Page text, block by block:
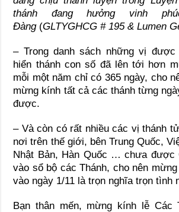
thánh đang hưởng vinh
Đàng(GLTYGHCG # 195 & Lumen
– Trong danh sách những vị được
hiển thánh con số đã lên tới hơn
mỗi một năm chỉ có 365 ngày, cho
mừng kính tất cả các thánh từng
được.
– Và còn có rất nhiều các vị thánh
nơi trên thế giới, bên Trung Quốc,
Nhật Bản, Hàn Quốc … chưa được
vào sổ bộ các Thánh, cho nên
vào ngày 1/11 là trọn nghĩa trọn tình
Bạn thân mến, mừng kính lễ Các